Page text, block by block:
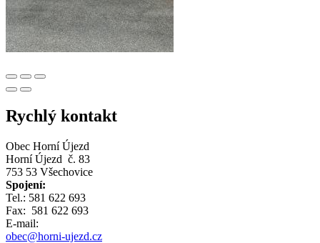
Rychlý kontakt
Obec Horní Újezd
Horní Újezd č. 83
753 53 Všechovice
Spojení:
Tel.: 581 622 693
Fax: 581 622 693
E-mail:
obec@horni-ujezd.cz